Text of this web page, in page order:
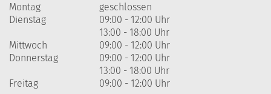
Montag
geschlossen
Dienstag
09:00 - 12:00 Uhr
13:00 - 18:00 Uhr
Mittwoch
09:00 - 12:00 Uhr
Donnerstag
09:00 - 12:00 Uhr
13:00 - 18:00 Uhr
Freitag
09:00 - 12:00 Uhr